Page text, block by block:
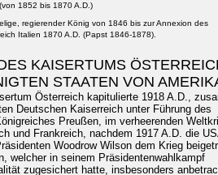
1852 bis 1870 A.D.)
regierender König von 1846 bis zur Annexion des
Italien 1870 A.D. (Papst 1846-1878).
KAISERTUMS
STAATEN VON
Österreich kapitulierte 1918 A.D.,
Deutschen Kaiserreich unter Führung des
Preußen, im verheerenden
und Frankreich, nachdem 1917 A.D. die
Woodrow Wilson dem Krieg
welcher in seinem Präsidentenwahlkampf
zugesichert hatte, insbesonders